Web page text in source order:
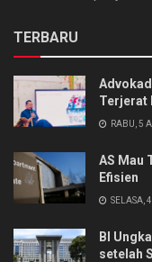
TERBARU
Terjerat
RABU, 5
AS Mau
Efisien
SELASA,
BI
setelah